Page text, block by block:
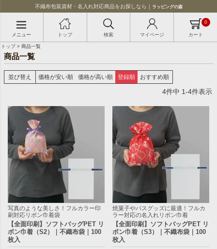
不織布包装資材・名入れ対応商品をお探しなら｜ ラッピングの森
メニュー トップ 検索 マイページ カート
0
トップ 商品一覧
商品一覧
並び替え 価格が安い順 価格が高い順 登録順 おすすめ順
4件中 1-4件表示
写真のような美しさ！フルカラー印
刷対応リボン巾着袋
【全面印刷】ソフトバッグPET リ
ボン巾着（S2）｜不織布袋｜100
枚入
焼菓子やバスグッズに最適！フルカ
ラー対応の名入れリボン巾着
【全面印刷】ソフトバッグPET リ
ボン巾着（S3）｜不織布袋｜100
枚入